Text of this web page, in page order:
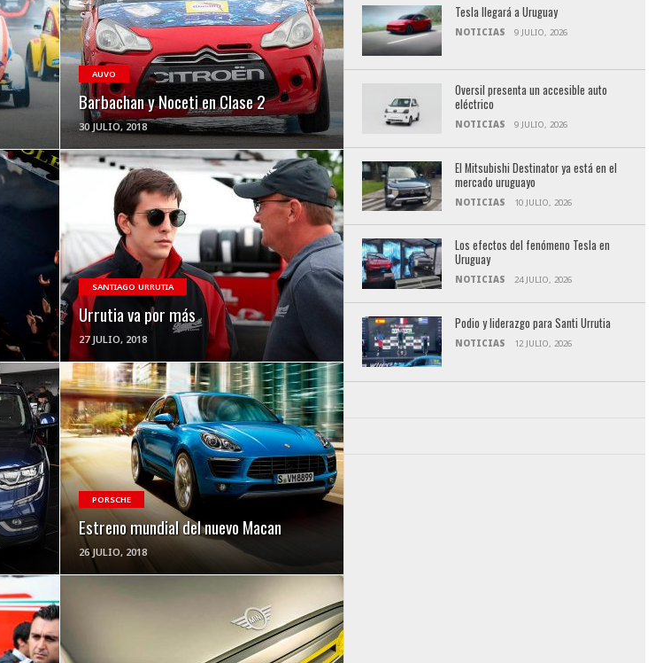
Tesla llegará a Uruguay
NOTICIAS 9 JULIO, 2026
Oversil presenta un accesible auto
eléctrico
NOTICIAS 9 JULIO, 2026
El Mitsubishi Destinator ya está en el
mercado uruguayo
NOTICIAS 10 JULIO, 2026
Los efectos del fenómeno Tesla en
Uruguay
NOTICIAS 24 JULIO, 2026
Podio y liderazgo para Santi Urrutia
NOTICIAS 12 JULIO, 2026
AUVO
Barbachan y Noceti en Clase 2
30 JULIO, 2018
VER NOTA
SANTIAGO URRUTIA
Urrutia va por más
27 JULIO, 2018
VER NOTA
PORSCHE
Estreno mundial del nuevo Macan
26 JULIO, 2018
VER NOTA